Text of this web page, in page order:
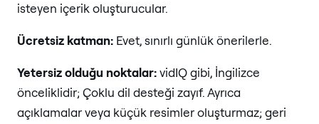
isteyen içerik oluşturucular.
Ücretsiz katman: Evet, sınırlı günlük önerilerle.
Yetersiz olduğu noktalar:vidIQ gibi, İngilizce
önceliklidir; Çoklu dil desteği zayıf. Ayrıca
açıklamalar veya küçük resimler oluşturmaz; geri